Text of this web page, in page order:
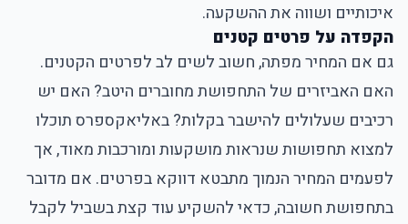
איכותיים ושווה את ההשקעה.
הקפדה על פרטים קטנים
גם אם המחיר מפתה, חשוב לשים לב לפרטים הקטנים.
האם האביזרים של התחפושת מחוברים היטב? האם יש
רכיבים שעלולים להישבר בקלות? באליאקספרס תוכלו
למצוא תחפושות שנראות מושקעות ומורכבות מאוד, אך
לפעמים המחיר הנמוך מתבטא דווקא בפרטים. אם מדובר
בתחפושת חשובה, כדאי להשקיע עוד קצת בשביל לקבל